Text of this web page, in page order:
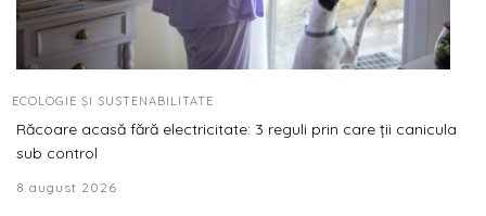
ECOLOGIE ȘI SUSTENABILITATE
Răcoare acasă fără electricitate: 3 reguli prin care ții canicula
sub control
8 august 2026